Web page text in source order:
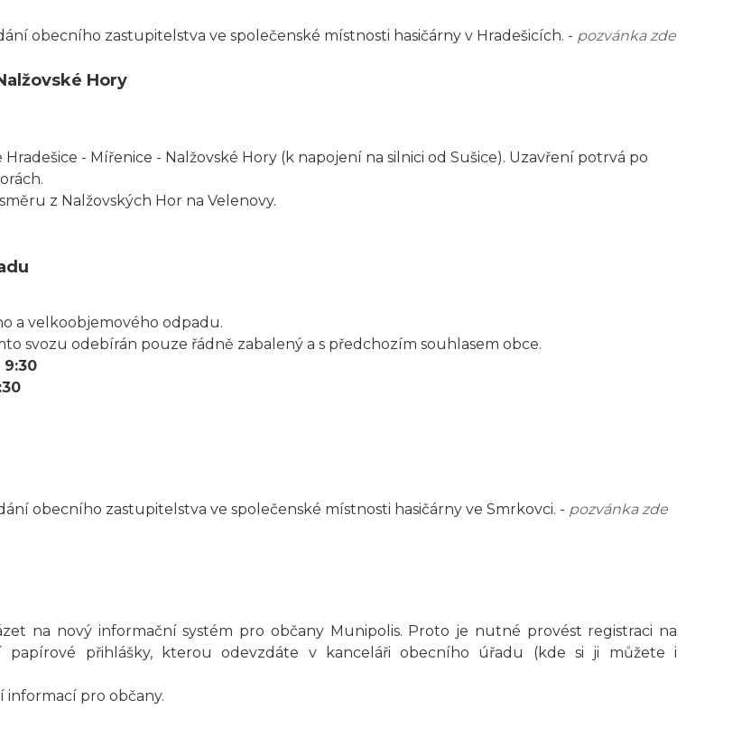
obecního zastupitelstva ve společenské místnosti hasičárny v Hradešicích. - pozvánka zde
Hory
- Mířenice - Nalžovské Hory (k napojení na silnici od Sušice). Uzavření potrvá po
z Nalžovských Hor na Velenovy.
a velkoobjemového odpadu.
svozu odebírán pouze řádně zabalený a s předchozím souhlasem obce.
9:30
obecního zastupitelstva ve společenské místnosti hasičárny ve Smrkovci. - pozvánka zde
na nový informační systém pro občany Munipolis. Proto je nutné provést registraci na
papírové přihlášky, kterou odevzdáte v kanceláři obecního úřadu (kde si ji můžete i
informací pro občany.